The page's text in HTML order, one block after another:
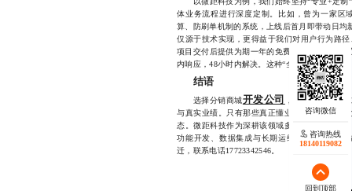
体业务流程进行深度定制。比如，曾为一家区
算、防刷单机制的系统，上线后首月即带动日均
仅源于技术实现，更得益于我们对用户行为路
项目交付后提供为期一年的免费维护服务，并
内响应，48小时内解决。这种“全周期服务”理
结语
选择分销商城开发公司
，绝不能只看价
与真实业绩。只有那些真正懂业务、能落地、
态。微距科技作为深耕该领域多年的专业服务
功能开发、数据集成与长期运维的一体化解决
迁，联系电话17723342546。
咨询热线
18140119082
回到顶部